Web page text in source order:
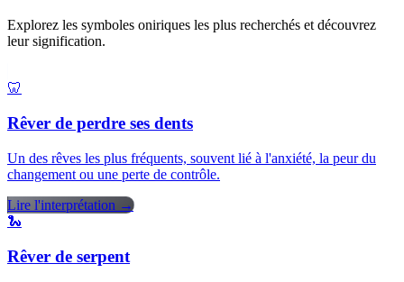
Explorez les symboles oniriques les plus recherchés et découvrez
leur signification.
🦷
Rêver de perdre ses dents
Un des rêves les plus fréquents, souvent lié à l'anxiété, la peur du
changement ou une perte de contrôle.
Lire l'interprétation →
🐍
Rêver de serpent